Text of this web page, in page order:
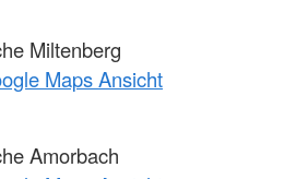
Miltenberg
Maps Ansicht
Amorbach